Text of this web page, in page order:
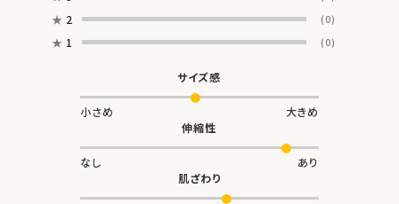
★ 2 (0)
★ 1 (0)
サイズ感
小さめ
大きめ
伸縮性
なし
あり
肌ざわり